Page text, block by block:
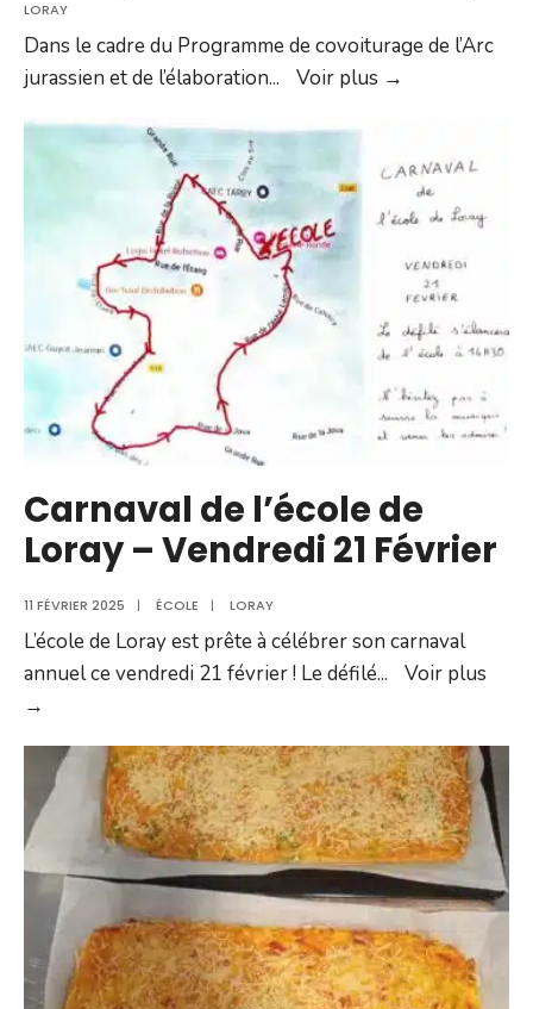
LORAY
Dans le cadre du Programme de covoiturage de l’Arc
jurassien et de l’élaboration... Voir plus →
mobilités
frontalières
votre
avis
compte
!
Carnaval de l’école de
Loray – Vendredi 21 Février
11 FÉVRIER 2025 | ÉCOLE | LORAY
L’école de Loray est prête à célébrer son carnaval
annuel ce vendredi 21 février ! Le défilé...
Voir plus
→
l’école
de
Loray
Vendredi
21
Février